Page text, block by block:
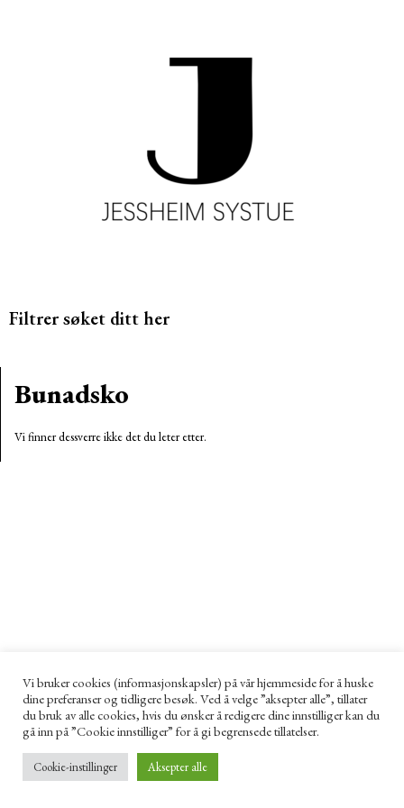
Filtrer søket ditt her
Bunadsko
Vi finner dessverre ikke det du leter etter.
Vi bruker cookies (informasjonskapsler) på vår hjemmeside for å huske
dine preferanser og tidligere besøk. Ved å velge ”aksepter alle”, tillater
du bruk av alle cookies, hvis du ønsker å redigere dine innstilliger kan du
gå inn på ”Cookie innstilliger” for å gi begrensede tillatelser.
Cookie-instillinger Aksepter alle